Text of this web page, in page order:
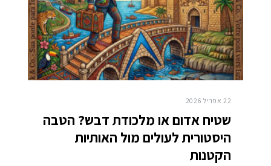
22 אפריל 2026
שטיח אדום או מלכודת דבש? הטבה
היסטורית לעולים מול האותיות
הקטנות